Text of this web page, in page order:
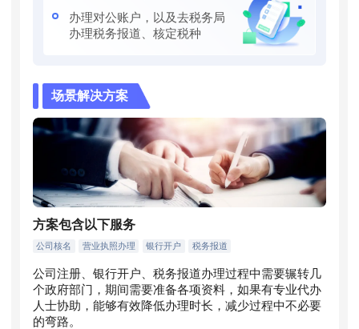
办理对公账户，以及去税务局
办理税务报道、核定税种
场景解决方案
方案包含以下服务
公司核名 营业执照办理 银行开户 税务报道
公司注册、银行开户、税务报道办理过程中需要辗转几
个政府部门，期间需要准备各项资料，如果有专业代办
人士协助，能够有效降低办理时长，减少过程中不必要
的弯路。